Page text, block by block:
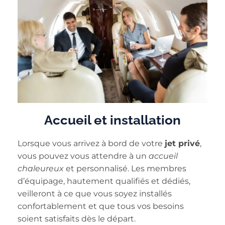
Accueil et installation
Lorsque vous arrivez à bord de votre jet privé,
vous pouvez vous attendre à un accueil
chaleureux et personnalisé. Les membres
d’équipage, hautement qualifiés et dédiés,
veilleront à ce que vous soyez installés
confortablement et que tous vos besoins
soient satisfaits dès le départ.